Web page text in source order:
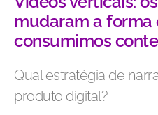
mudaram a forma
consumimos
Qual estratégia de
produto digital?